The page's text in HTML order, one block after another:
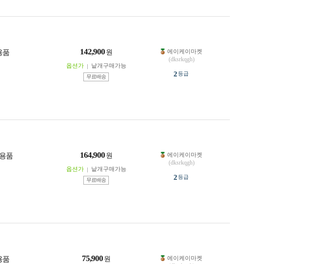
품 142,900 원
옵션가 낱개구매가능
무료배송
에이케이마켓
(dksrkqgh)
2등급
품 164,900 원
옵션가 낱개구매가능
무료배송
에이케이마켓
(dksrkqgh)
2등급
품 75,900 원
에이케이마켓